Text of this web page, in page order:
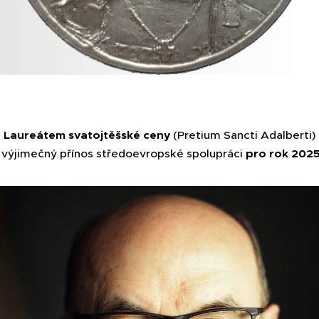
Laureátem svatojtěšské ceny (Pretium Sancti Adalberti)
přínos středoevropské spolupráci pro rok